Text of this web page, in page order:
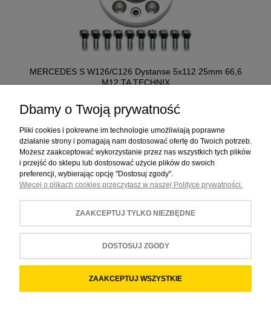
MERCEDES S W126/C126 Dystanse 5x112 25mm 66,6
M12 TA TECHNIX
449,00 ZŁ
ZAKUPY
POMOC
MOJE KONTO
INFORMACJE
Dbamy o Twoją prywatność
Pliki cookies i pokrewne im technologie umożliwiają poprawne
działanie strony i pomagają nam dostosować ofertę do Twoich potrzeb.
Możesz zaakceptować wykorzystanie przez nas wszystkich tych plików
i przejść do sklepu lub dostosować użycie plików do swoich
preferencji, wybierając opcję "Dostosuj zgody".
Więcej o plikach cookies przeczytasz w naszej Polityce prywatności.
ZAAKCEPTUJ TYLKO NIEZBĘDNE
DOSTOSUJ ZGODY
ZAAKCEPTUJ WSZYSTKIE